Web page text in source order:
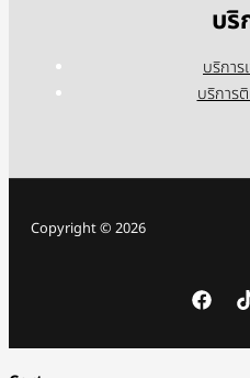
บริ
บริการ
บริการ
Copyright © 2026